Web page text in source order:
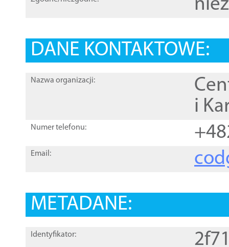
DANE KONTAKTOWE:
Nazwa organizacji:
i
Numer telefonu:
Email:
METADANE:
Identyfikator: